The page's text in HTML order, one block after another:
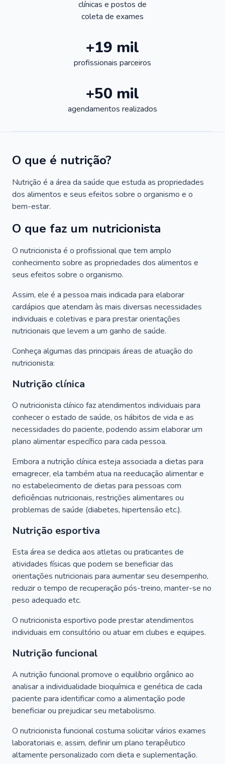
clínicas e postos de
coleta de exames
+19 mil
profissionais parceiros
+50 mil
agendamentos realizados
O que é nutrição?
Nutrição é a área da saúde que estuda as propriedades
dos alimentos e seus efeitos sobre o organismo e o
bem-estar.
O que faz um nutricionista
O nutricionista é o profissional que tem amplo
conhecimento sobre as propriedades dos alimentos e
seus efeitos sobre o organismo.
Assim, ele é a pessoa mais indicada para elaborar
cardápios que atendam às mais diversas necessidades
individuais e coletivas e para prestar orientações
nutricionais que levem a um ganho de saúde.
Conheça algumas das principais áreas de atuação do
nutricionista:
Nutrição clínica
O nutricionista clínico faz atendimentos individuais para
conhecer o estado de saúde, os hábitos de vida e as
necessidades do paciente, podendo assim elaborar um
plano alimentar específico para cada pessoa.
Embora a nutrição clínica esteja associada a dietas para
emagrecer, ela também atua na reeducação alimentar e
no estabelecimento de dietas para pessoas com
deficiências nutricionais, restrições alimentares ou
problemas de saúde (diabetes, hipertensão etc.).
Nutrição esportiva
Esta área se dedica aos atletas ou praticantes de
atividades físicas que podem se beneficiar das
orientações nutricionais para aumentar seu desempenho,
reduzir o tempo de recuperação pós-treino, manter-se no
peso adequado etc.
O nutricionista esportivo pode prestar atendimentos
individuais em consultório ou atuar em clubes e equipes.
Nutrição funcional
A nutrição funcional promove o equilíbrio orgânico ao
analisar a individualidade bioquímica e genética de cada
paciente para identificar como a alimentação pode
beneficiar ou prejudicar seu metabolismo.
O nutricionista funcional costuma solicitar vários exames
laboratoriais e, assim, definir um plano terapêutico
altamente personalizado com dieta e suplementação.